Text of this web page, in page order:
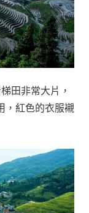
田非常大片，
，紅色的衣服襯